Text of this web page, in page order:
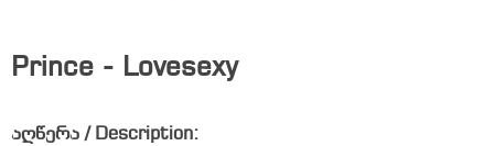
Prince - Lovesexy
აღწერა / Description: